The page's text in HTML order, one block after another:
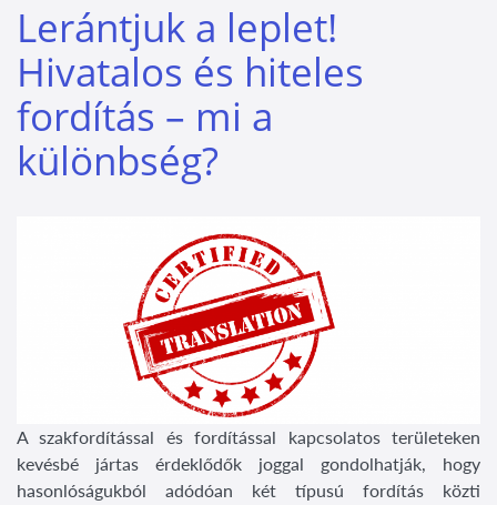
Lerántjuk a leplet!
Hivatalos és hiteles
fordítás – mi a
különbség?
A szakfordítással és fordítással kapcsolatos területeken
kevésbé jártas érdeklődők joggal gondolhatják, hogy
hasonlóságukból adódóan két típusú fordítás közti